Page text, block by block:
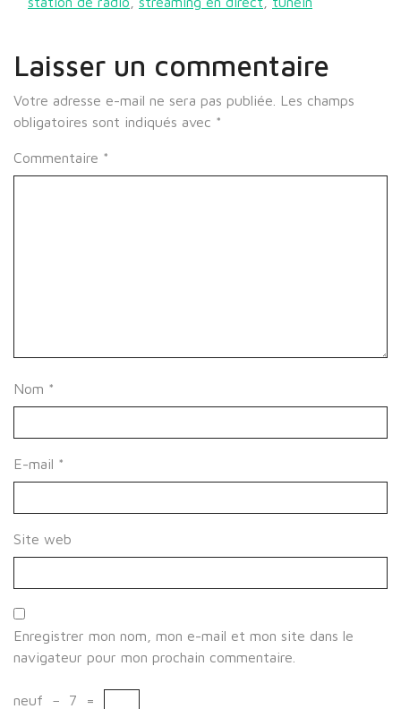
Laisser un commentaire
Votre adresse e-mail ne sera pas publiée.
Les champs
obligatoires sont indiqués avec *
Commentaire *
Nom *
E-mail *
Site web
Enregistrer mon nom, mon e-mail et mon site dans le
navigateur pour mon prochain commentaire.
neuf − 7 =